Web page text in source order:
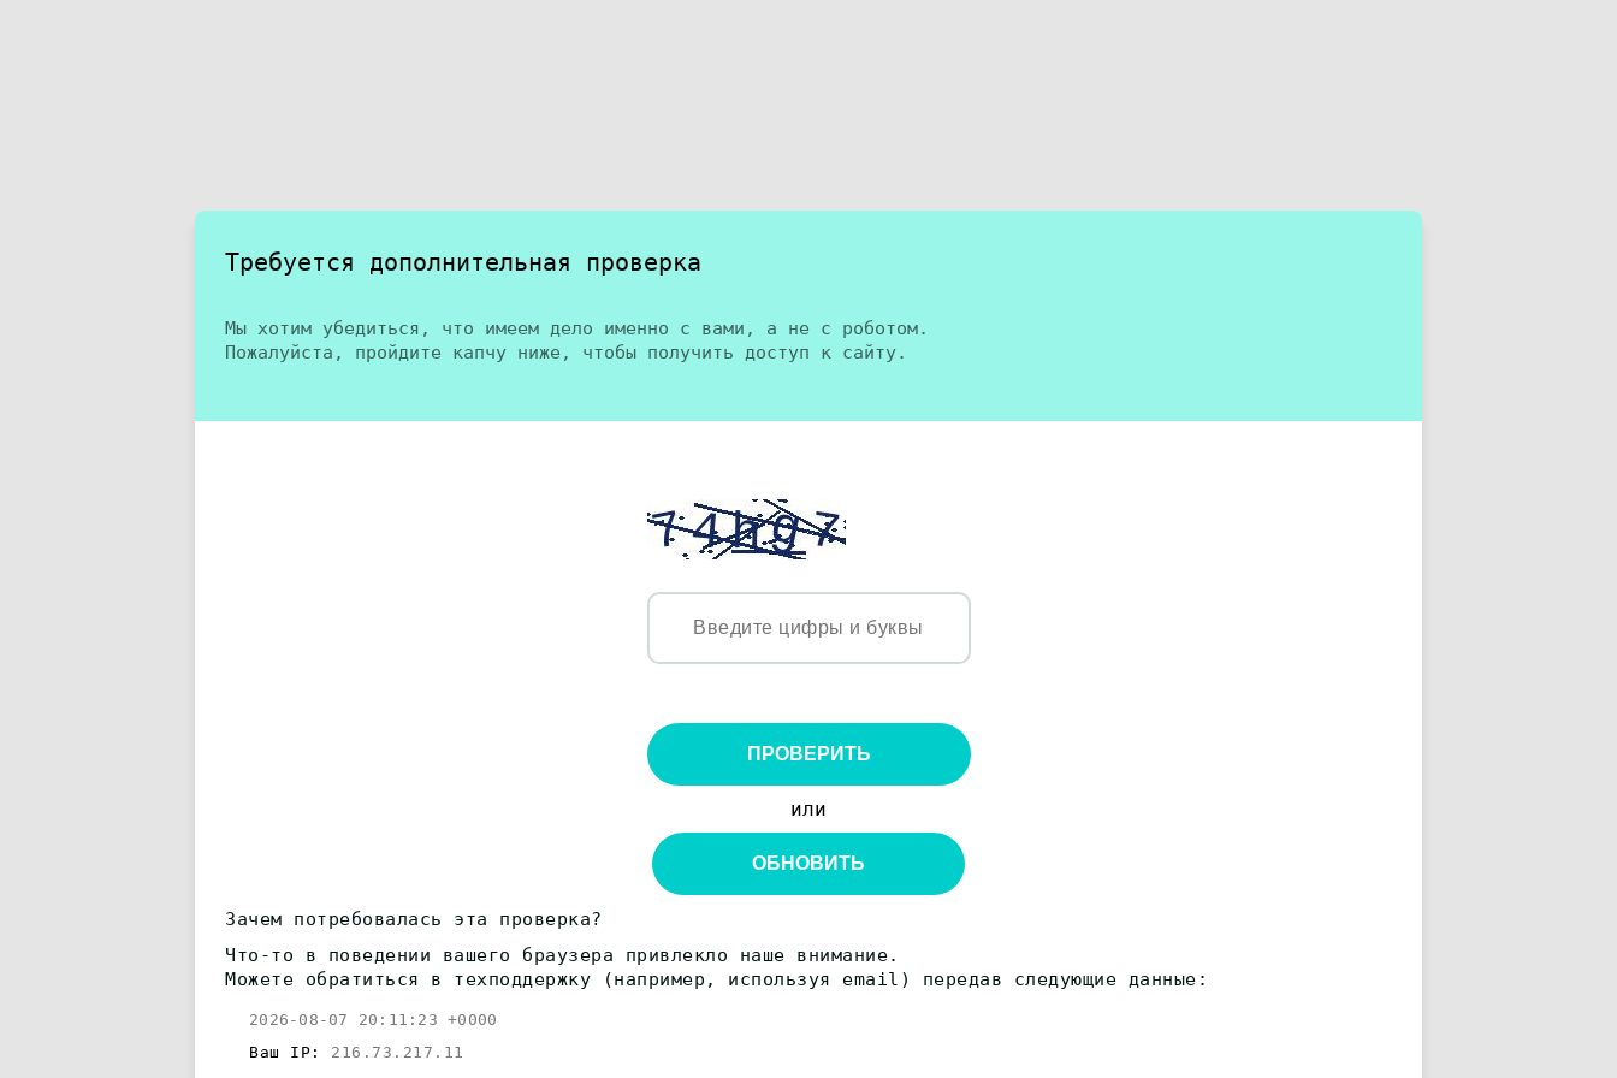
Требуется дополнительная проверка
Мы хотим убедиться, что имеем дело именно с вами, а не с роботом.
Пожалуйста, пройдите капчу ниже, чтобы получить доступ к сайту.
ПРОВЕРИТЬ
или
ОБНОВИТЬ
Зачем потребовалась эта проверка?
Что-то в поведении вашего браузера привлекло наше внимание.
Можете обратиться в техподдержку (например, используя email) передав следующие данные:
2026-08-07 20:11:23 +0000
Ваш IP: 216.73.217.11